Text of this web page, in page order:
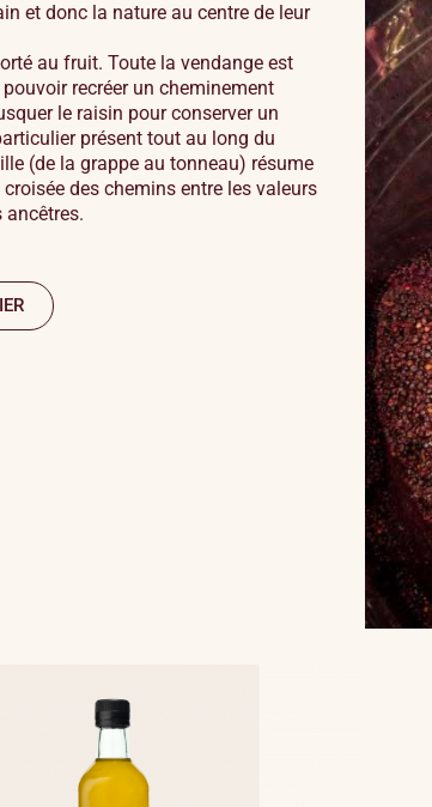
et donc la nature au centre de leur
au fruit. Toute la vendange est
recréer un cheminement
le raisin pour conserver un
présent tout au long du
(de la grappe au tonneau) résume
des chemins entre les valeurs
ancêtres.